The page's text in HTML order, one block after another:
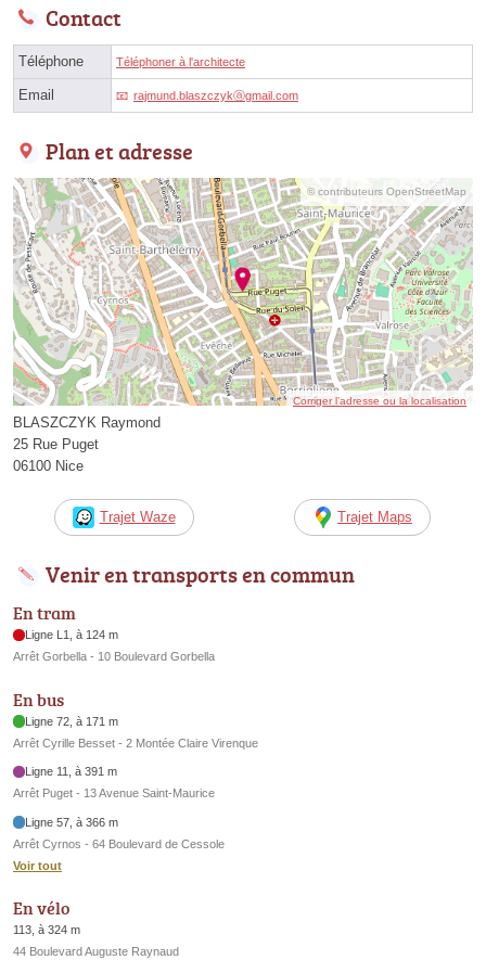
Contact
Téléphone Téléphoner à l'architecte
Email rajmund.blaszczykⓐgmail.com
Plan et adresse
© contributeurs OpenStreetMap
Corriger l’adresse ou la localisation
BLASZCZYK Raymond
25 Rue Puget
06100 Nice
Trajet Waze Trajet Maps
Venir en transports en commun
En tram
Ligne L1, à 124 m
Arrêt Gorbella - 10 Boulevard Gorbella
En bus
Ligne 72, à 171 m
Arrêt Cyrille Besset - 2 Montée Claire Virenque
Ligne 11, à 391 m
Arrêt Puget - 13 Avenue Saint-Maurice
Ligne 57, à 366 m
Arrêt Cyrnos - 64 Boulevard de Cessole
Voir tout
En vélo
113, à 324 m
44 Boulevard Auguste Raynaud